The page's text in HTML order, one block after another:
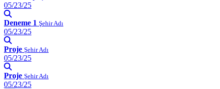
05/23/25
Deneme 1 Şehir Adı
05/23/25
Proje Şehir Adı
05/23/25
Proje Şehir Adı
05/23/25